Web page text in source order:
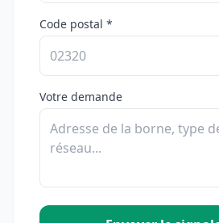
Code postal *
Votre demande